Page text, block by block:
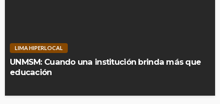
LIMA HIPERLOCAL
UNMSM: Cuando una institución brinda más que
educación